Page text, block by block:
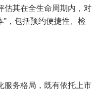
估其在全生命周期内，对
”，包括预约便捷性、检
服务格局，既有依托上市